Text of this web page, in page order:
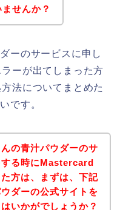
せんか？
ーのサービスに申し
ーが出てしまった方
法についてまとめた
です。
の青汁パウダーのサ
する時にMastercard
方は、まずは、下記
ダーの公式サイトを
いかがでしょうか？